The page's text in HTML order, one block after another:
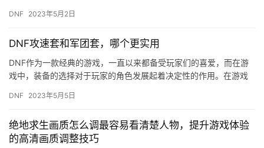
那…
DNF 2023年5月2日
DNF攻速套和军团套，哪个更实用
DNF作为一款经典的游戏，一直以来都备受玩家们的喜爱，而在游
戏中，装备的选择对于玩家的角色发展起着决定性的作用。在游戏
更实…
DNF 2023年5月5日
绝地求生画质怎么调最容易看清楚人物，提升游戏体验
的高清画质调整技巧